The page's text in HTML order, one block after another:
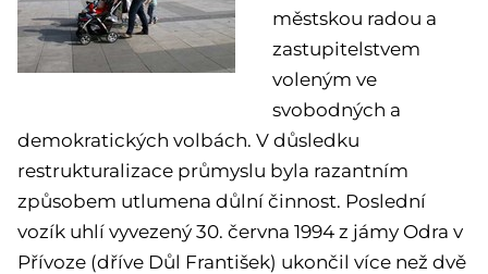
městskou radou a
zastupitelstvem
voleným ve
svobodných a
demokratických volbách. V důsledku
restrukturalizace průmyslu byla razantním
způsobem utlumena důlní činnost. Poslední
vozík uhlí vyvezený 30. června 1994 z jámy Odra v
Přívoze (dříve Důl František) ukončil více než dvě